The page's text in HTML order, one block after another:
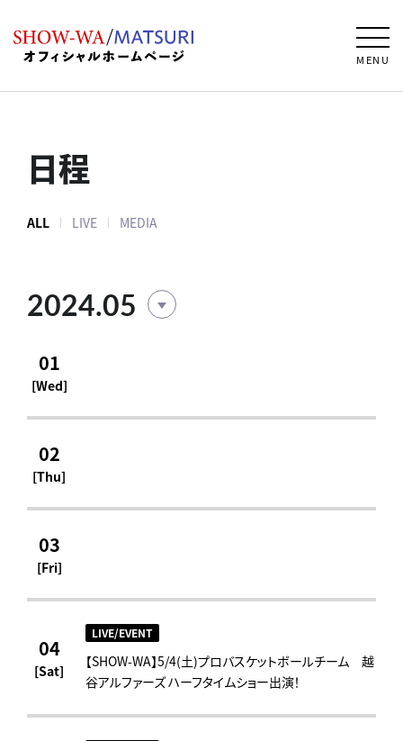
MENU
日程
ALL LIVE MEDIA
2024.05
01
[Wed]
02
[Thu]
03
[Fri]
04
[Sat]
LIVE/EVENT
【SHOW-WA】5/4(土)プロバスケットボールチーム 越
谷アルファーズ ハーフタイムショー出演！